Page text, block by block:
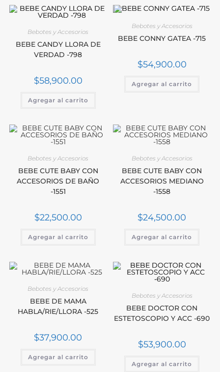
Bebotes y Accesorios
BEBE CANDY LLORA DE
VERDAD -798
$58,900.00
Agregar al carrito
Bebotes y Accesorios
BEBE CONNY GATEA -715
$54,900.00
Agregar al carrito
Bebotes y Accesorios
BEBE CUTE BABY CON
ACCESORIOS DE BAÑO
-1551
$22,500.00
Agregar al carrito
Bebotes y Accesorios
BEBE CUTE BABY CON
ACCESORIOS MEDIANO
-1558
$24,500.00
Agregar al carrito
Bebotes y Accesorios
BEBE DE MAMA
HABLA/RIE/LLORA -525
$37,900.00
Agregar al carrito
Bebotes y Accesorios
BEBE DOCTOR CON
ESTETOSCOPIO Y ACC -690
$53,900.00
Agregar al carrito